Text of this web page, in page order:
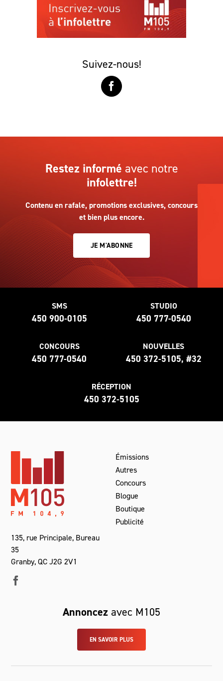
Suivez-nous!
Restez informé avec notre
infolettre!
Contenu en rafale, promotions exclusives, concours
et bien plus encore.
JE M'ABONNE
SMS
450 900-0105
STUDIO
450 777-0540
CONCOURS
450 777-0540
NOUVELLES
450 372-5105, #32
RÉCEPTION
450 372-5105
135, rue Principale, Bureau
35
Granby, QC J2G 2V1
Émissions
Autres
Concours
Blogue
Boutique
Publicité
Annoncez avec M105
EN SAVOIR PLUS